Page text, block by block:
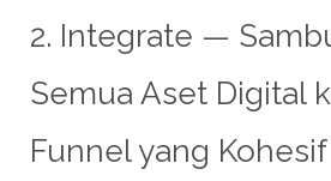
2. Integrate —
Semua Aset Digital
Funnel yang Kohesif